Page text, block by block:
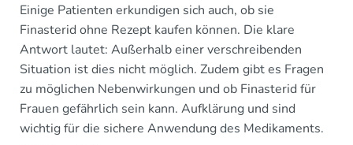
Einige Patienten erkundigen sich auch, ob sie
Finasterid ohne Rezept kaufen können. Die klare
Antwort lautet: Außerhalb einer verschreibenden
Situation ist dies nicht möglich. Zudem gibt es Fragen
zu möglichen Nebenwirkungen und ob Finasterid für
Frauen gefährlich sein kann. Aufklärung und sind
wichtig für die sichere Anwendung des Medikaments.